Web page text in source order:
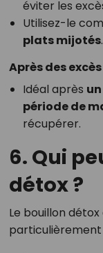
éviter les
Utilisez-le
plats mijotés.
Après des
Idéal après
période de
récupérer.
6. Qui
détox ?
Le bouillon